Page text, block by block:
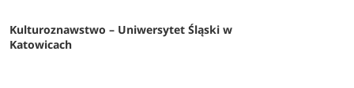
Kulturoznawstwo – Uniwersytet Śląski w
Katowicach